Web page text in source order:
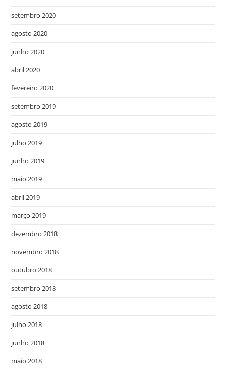
setembro 2020
agosto 2020
junho 2020
abril 2020
fevereiro 2020
setembro 2019
agosto 2019
julho 2019
junho 2019
maio 2019
abril 2019
março 2019
dezembro 2018
novembro 2018
outubro 2018
setembro 2018
agosto 2018
julho 2018
junho 2018
maio 2018